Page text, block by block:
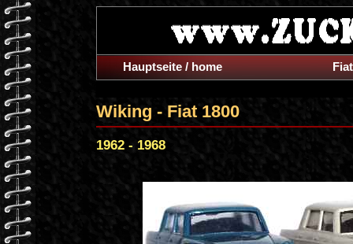
Hauptseite / home Fiat
Wiking - Fiat 1800
1962 - 1968